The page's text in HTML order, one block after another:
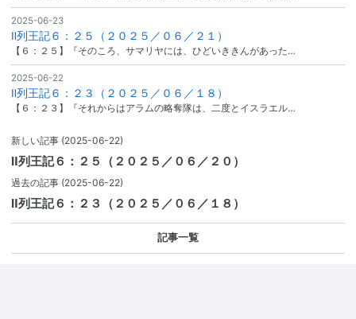
2025-06-23
Ⅱ列王記６：２５（２０２５／０６／２１）
【６：２５】『そのころ、サマリヤには、ひどいききんがあった…
2025-06-22
Ⅱ列王記６：２３（２０２５／０６／１８）
【６：２３】『それからはアラムの略奪隊は、二度とイスラエル…
新しい記事 (2025-06-22)
Ⅱ列王記６：２５（２０２５／０６／２０）
過去の記事 (2025-06-22)
Ⅱ列王記６：２３（２０２５／０６／１８）
記事一覧